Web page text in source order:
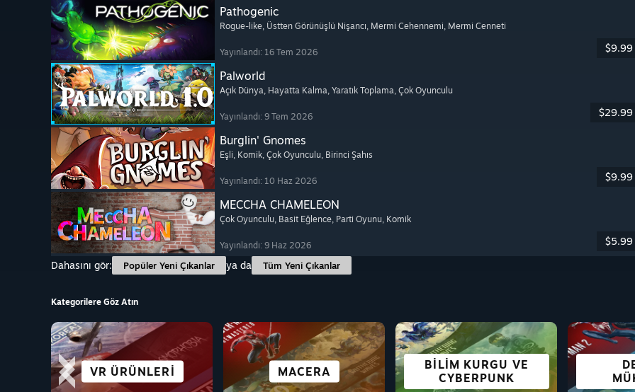
Pathogenic
Rogue-like, Üstten Görünüşlü Nişancı, Mermi Cehennemi, Mermi Cenneti
Yayınlandı: 16 Tem 2026 $9.99
Palworld
Açık Dünya, Hayatta Kalma, Yaratık Toplama, Çok Oyunculu
Yayınlandı: 9 Tem 2026 $29.99
Burglin' Gnomes
Eşli, Komik, Çok Oyunculu, Birinci Şahıs
Yayınlandı: 10 Haz 2026 $9.99
MECCHA CHAMELEON
Çok Oyunculu, Basit Eğlence, Parti Oyunu, Komik
Yayınlandı: 9 Haz 2026
$5.99
Dahasını gör:
Popüler Yeni Çıkanlar ya da Tüm Yeni Çıkanlar
Kategorilere Göz Atın
VR ÜRÜNLERI MACERA
BILIM KURGU VE
CYBERPUNK
AÇIK DÜNYA ROL YAPMA AKSIYON
SIMÜLASYON DÖVÜŞ EŞLI
STRATEJI ANIME HAYATTA KALMA